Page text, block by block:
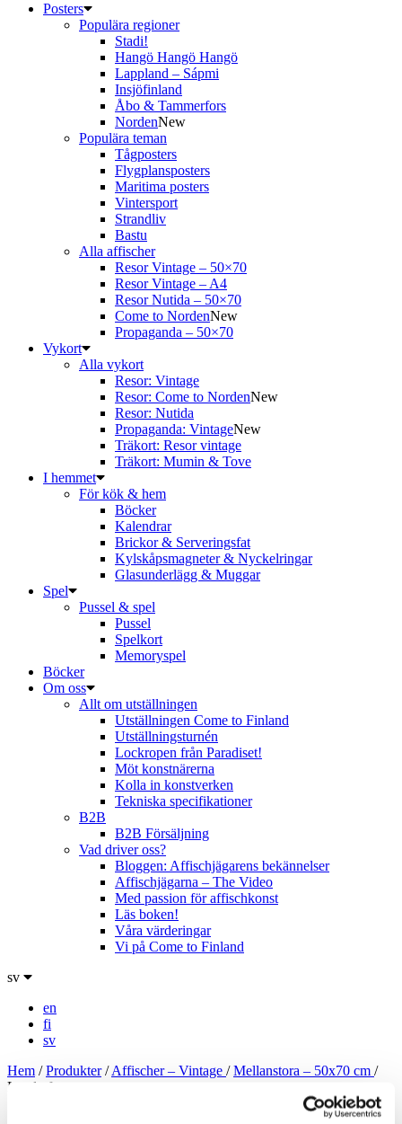
Posters
Populära regioner
Stadi!
Hangö Hangö Hangö
Lappland – Sápmi
Insjöfinland
Åbo & Tammerfors
NordenNew
Populära teman
Tågposters
Flygplansposters
Maritima posters
Vintersport
Strandliv
Bastu
Alla affischer
Resor Vintage – 50×70
Resor Vintage – A4
Resor Nutida – 50×70
Come to NordenNew
Propaganda – 50×70
Vykort
Alla vykort
Resor: Vintage
Resor: Come to NordenNew
Resor: Nutida
Propaganda: VintageNew
Träkort: Resor vintage
Träkort: Mumin & Tove
I hemmet
För kök & hem
Böcker
Kalendrar
Brickor & Serveringsfat
Kylskåpsmagneter & Nyckelringar
Glasunderlägg & Muggar
Spel
Pussel & spel
Pussel
Spelkort
Memoryspel
Böcker
Om oss
Allt om utställningen
Utställningen Come to Finland
Utställningsturnén
Lockropen från Paradiset!
Möt konstnärerna
Kolla in konstverken
Tekniska specifikationer
B2B
B2B Försäljning
Vad driver oss?
Bloggen: Affischjägarens bekännelser
Affischjägarna – The Video
Med passion för affischkonst
Läs boken!
Våra värderingar
Vi på Come to Finland
sv
en
fi
sv
Hem /Produkter/Affischer – Vintage /Mellanstora – 50x70 cm /
Land of romance